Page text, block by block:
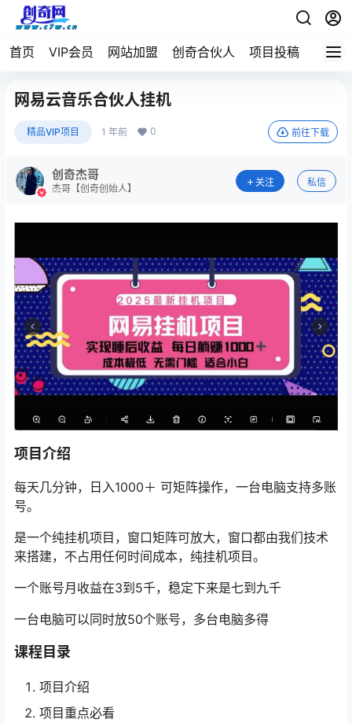
首页 VIP会员 网站加盟 创奇合伙人 项目投稿
网易云音乐合伙人挂机
精品VIP项目 1 年前 0 前往下载
创奇杰哥
杰哥【创奇创始人】
关注 私信
项目介绍
每天几分钟，日入1000＋ 可矩阵操作，一台电脑支持多账
号。
是一个纯挂机项目，窗口矩阵可放大，窗口都由我们技术
来搭建，不占用任何时间成本，纯挂机项目。
一个账号月收益在3到5千，稳定下来是七到九千
一台电脑可以同时放50个账号，多台电脑多得
课程目录
项目介绍
项目重点必看